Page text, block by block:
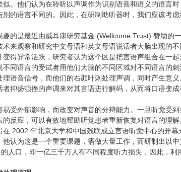
似。他们认为在聆听以声调作为识别语音和语义的语言
的语言不同的。因此，在研制助听器时，我们应该考虑
趣的是最近由威耳康研究基金 (Wellcome Trust) 赞助
术来观察和研究中文母语和英文母语说话者大脑出现的
变得异常活跃，研究者认为这个区是把言语声组合在一
不同语言的受试者用他们大脑的不同区域对不同语言的
理语音信号，而他们的右颞叶则处理声调，同时产生意
者抑扬顿挫的声调来对其言语进行解码，从而将口语变成
易受外部影响，而改变对声音的分辩能力。一旦听觉受
的反应，可以有效地帮助听觉患者重新恢复对语言的理
在 2002 年北京大学和中国残联成立言语听觉中心的开
他认为这是一个重要课题，需做大量工作，而研制出以
人口，即一亿三千万人有不同程度听力损失，因此，